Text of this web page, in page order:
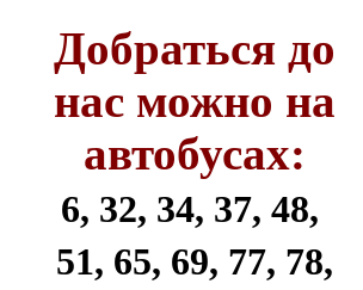
Добраться до
нас можно на
автобусах:
6, 32, 34, 37, 48,
51, 65, 69, 77, 78,